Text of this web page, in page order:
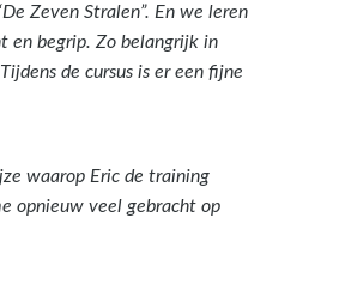
Zeven Stralen”. En we leren
en begrip. Zo belangrijk in
de cursus is er een fijne
waarop Eric de training
opnieuw veel gebracht op